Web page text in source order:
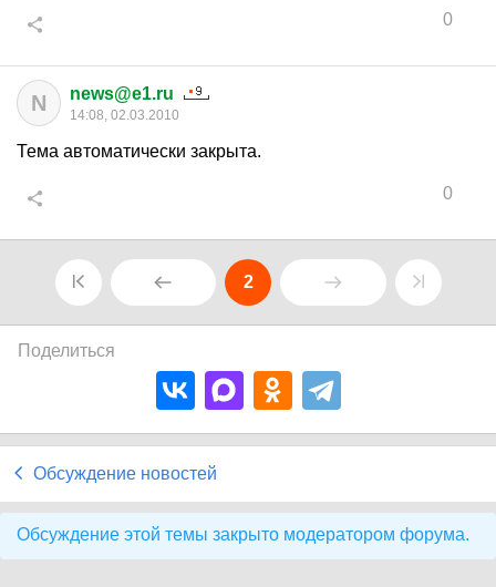
0
N news@e1.ru
14:08, 02.03.2010
Тема автоматически закрыта.
0
2
Поделиться
Обсуждение новостей
Обсуждение этой темы закрыто модератором форума.